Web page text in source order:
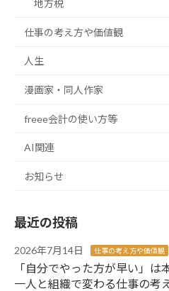
地方税
仕事の考え方や価値観
人生
漫画家・同人作家
freee会計の使い方等
AI関連
お知らせ
最近の投稿
2026年7月14日 仕事の考え方や価値観
「自分でやった方が早い」は
一人と組織で変わる仕事の考